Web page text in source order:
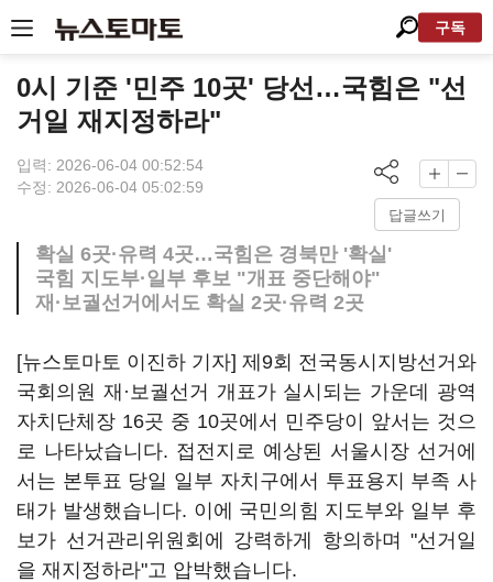
구독
0시 기준 '민주 10곳' 당선…국힘은 "선
거일 재지정하라"
입력: 2026-06-04 00:52:54
수정: 2026-06-04 05:02:59
답글쓰기
확실 6곳·유력 4곳…국힘은 경북만 '확실'
국힘 지도부·일부 후보 "개표 중단해야"
재·보궐선거에서도 확실 2곳·유력 2곳
[뉴스토마토 이진하 기자] 제9회 전국동시지방선거와
국회의원 재·보궐선거 개표가 실시되는 가운데 광역
자치단체장 16곳 중 10곳에서 민주당이 앞서는 것으
로 나타났습니다. 접전지로 예상된 서울시장 선거에
서는 본투표 당일 일부 자치구에서 투표용지 부족 사
태가 발생했습니다. 이에 국민의힘 지도부와 일부 후
보가 선거관리위원회에 강력하게 항의하며 "선거일
을 재지정하라"고 압박했습니다.